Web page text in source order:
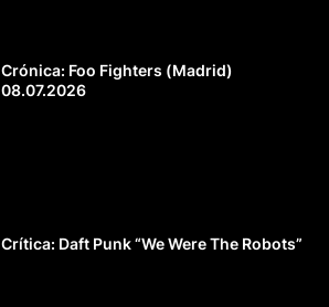
Crónica: Foo Fighters (Madrid)
08.07.2026
Crítica: Daft Punk “We Were The Robots”